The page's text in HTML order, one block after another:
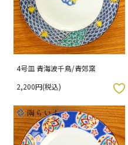
4号皿 青海波千鳥/青郊窯
2,200円(税込)
お気に入りボタ